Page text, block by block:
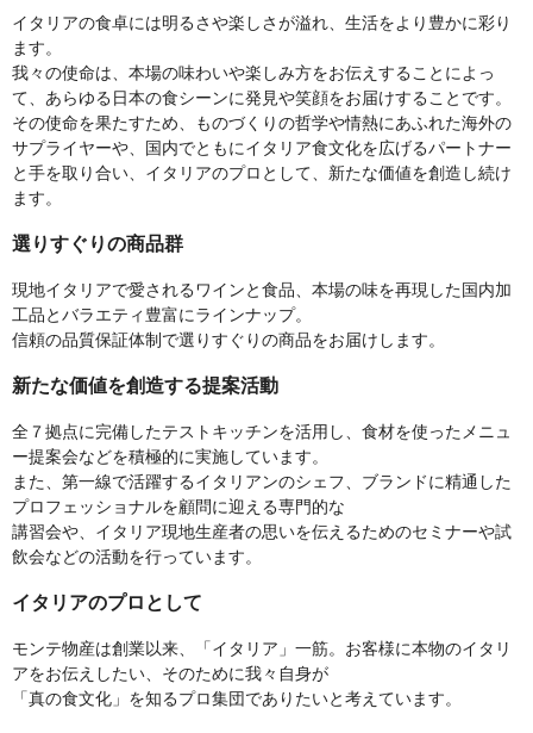
イタリアの食卓には明るさや楽しさが溢れ、生活をより豊かに彩り
ます。
我々の使命は、本場の味わいや楽しみ方をお伝えすることによっ
て、あらゆる日本の食シーンに発見や笑顔をお届けすることです。
その使命を果たすため、ものづくりの哲学や情熱にあふれた海外の
サプライヤーや、国内でともにイタリア食文化を広げるパートナー
と手を取り合い、イタリアのプロとして、新たな価値を創造し続け
ます。
選りすぐりの商品群
現地イタリアで愛されるワインと食品、本場の味を再現した国内加
工品とバラエティ豊富にラインナップ。
信頼の品質保証体制で選りすぐりの商品をお届けします。
新たな価値を創造する提案活動
全７拠点に完備したテストキッチンを活用し、食材を使ったメニュ
ー提案会などを積極的に実施しています。
また、第一線で活躍するイタリアンのシェフ、ブランドに精通した
プロフェッショナルを顧問に迎える専門的な
講習会や、イタリア現地生産者の思いを伝えるためのセミナーや試
飲会などの活動を行っています。
イタリアのプロとして
モンテ物産は創業以来、「イタリア」一筋。お客様に本物のイタリ
アをお伝えしたい、そのために我々自身が
「真の食文化」を知るプロ集団でありたいと考えています。